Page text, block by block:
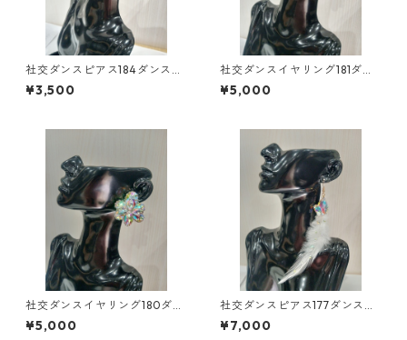
社交ダンスピアス184ダンスア
クセサリーベリーダンスブラ
イダルアクセサリー
¥3,500
社交ダンスイヤリング181ダン
スアクセサリーベリーダンス
ブライダルアクセサリー
¥5,000
社交ダンスイヤリング180ダン
スアクセサリーベリーダンス
ブライダルアクセサリー
¥5,000
社交ダンスピアス177ダンスア
クセサリーベリーダンスブラ
イダルアクセサリー
¥7,000